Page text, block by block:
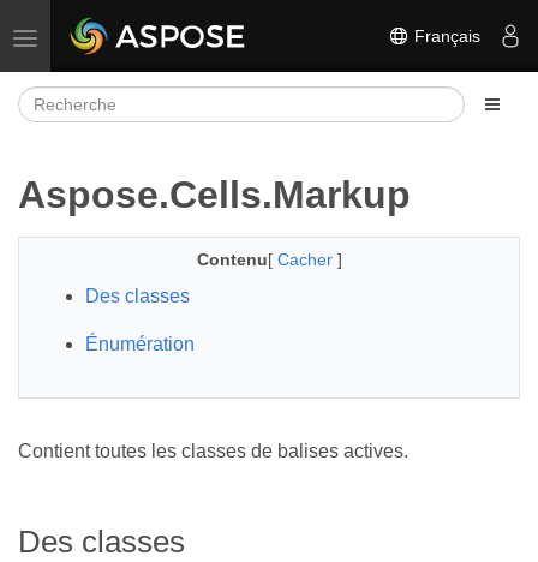
Basculer la navigation Français
Aspose.Cells.Markup
Contenu[ Cacher ]
Des classes
Énumération
Contient toutes les classes de balises actives.
Des classes